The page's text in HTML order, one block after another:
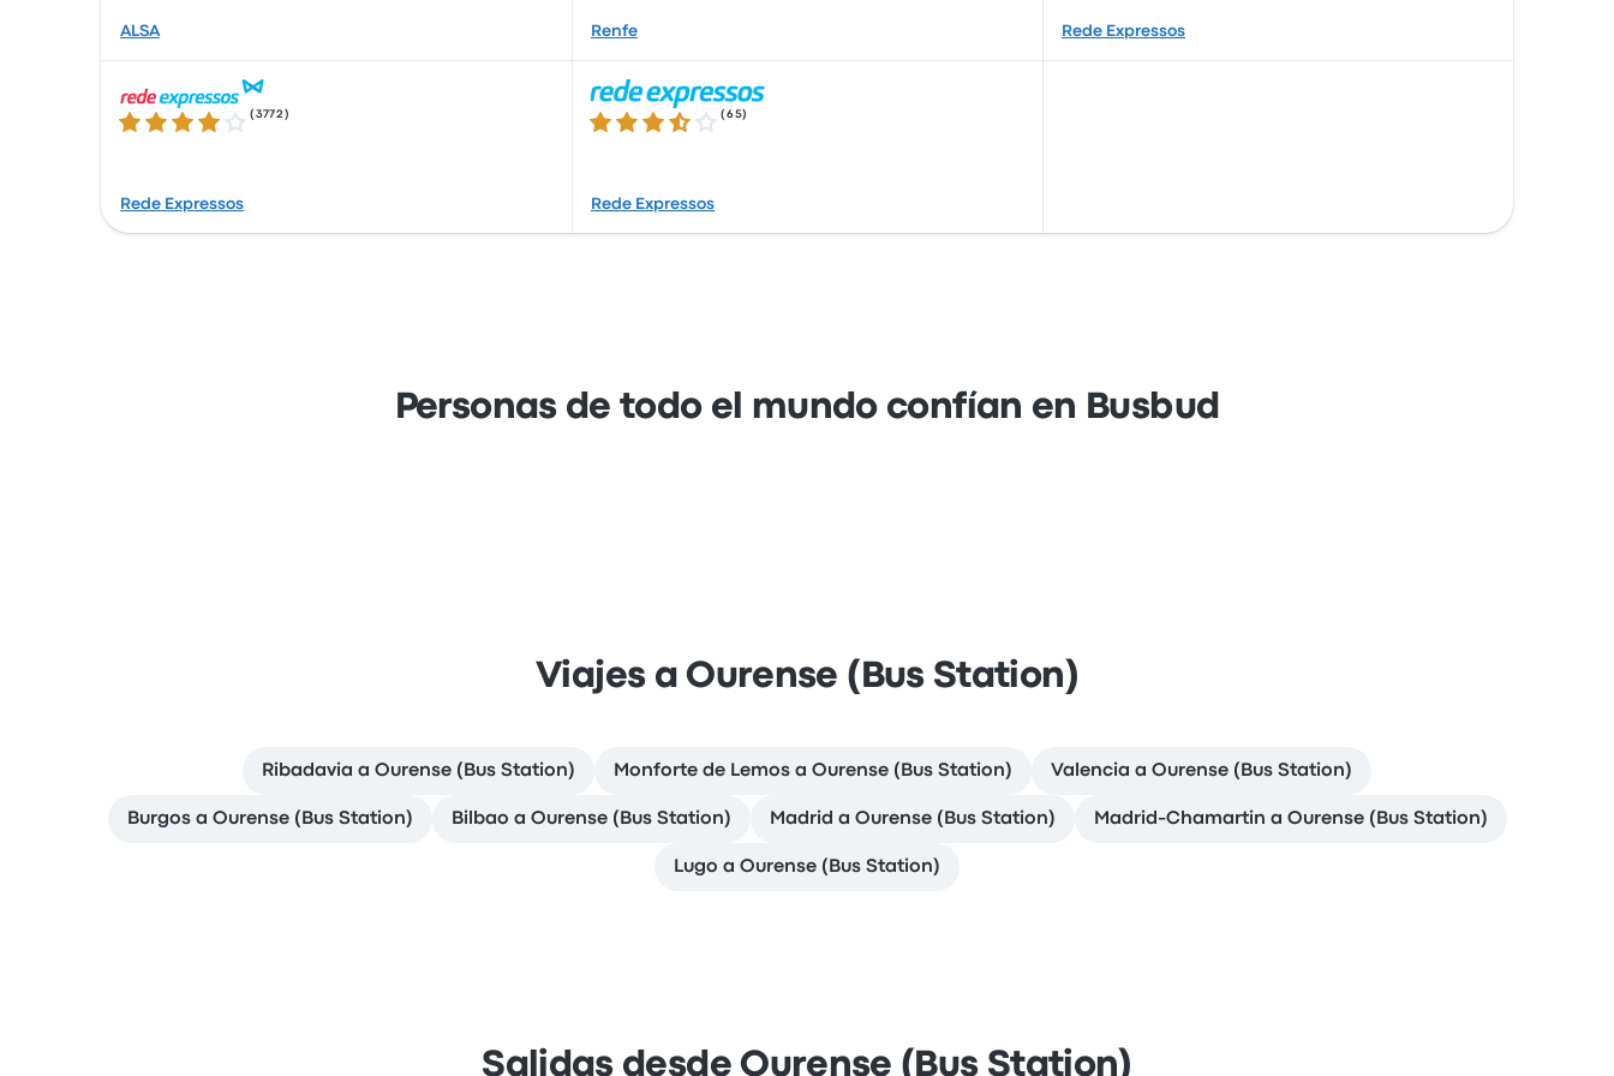
ALSA Renfe Rede Expressos
4.1 de 5 estrellas
( 3772 )
Rede Expressos
3.7 de 5 estrellas
( 65)
Rede Expressos
Personas de todo el mundo confían en Busbud
Viajes a Ourense (Bus Station)
Ribadavia a Ourense (Bus Station) Monforte de Lemos a Ourense (Bus Station) Valencia a Ourense (Bus Station)
Burgos a Ourense (Bus Station) Bilbao a Ourense (Bus Station) Madrid a Ourense (Bus Station) Madrid-Chamartin a Ourense (Bus Station)
Lugo a Ourense (Bus Station)
Salidas desde Ourense (Bus Station)